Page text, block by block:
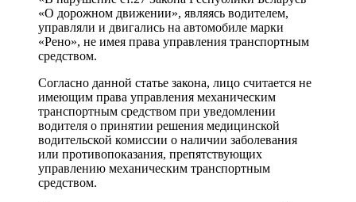
«О дорожном движении», являясь водителем,
управляли и двигались на автомобиле марки
«Рено», не имея права управления транспортным
средством.
Согласно данной статье закона, лицо считается не
имеющим права управления механическим
транспортным средством при уведомлении
водителя о принятии решения медицинской
водительской комиссии о наличии заболевания
или противопоказания, препятствующих
управлению механическим транспортным
средством.